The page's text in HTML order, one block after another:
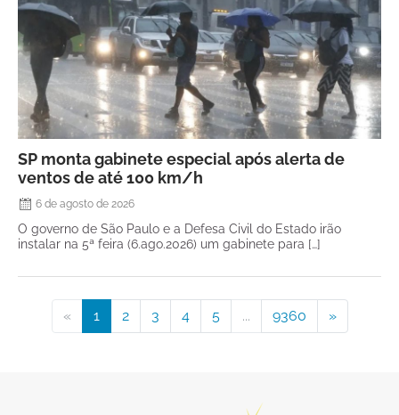
SP monta gabinete especial após alerta de
ventos de até 100 km/h
6 de agosto de 2026
O governo de São Paulo e a Defesa Civil do Estado irão
instalar na 5ª feira (6.ago.2026) um gabinete para […]
« 1 2 3 4 5 ... 9360 »